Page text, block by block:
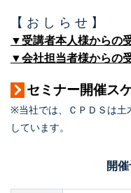
【 お し ら せ 】
▼受講者本人様からの
▼会社担当者様からの
セミナー開催ス
※当社では、ＣＰＤＳは土
しています。
開